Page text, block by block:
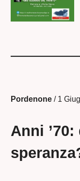
Pordenone / 1
Anni